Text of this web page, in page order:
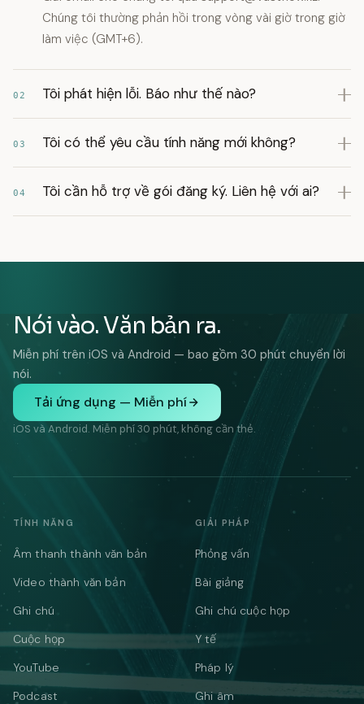
Chúng tôi thường phản hồi trong vòng vài giờ trong giờ
làm việc (GMT+6).
02 Tôi phát hiện lỗi. Báo như thế nào?
03 Tôi có thể yêu cầu tính năng mới không?
04 Tôi cần hỗ trợ về gói đăng ký. Liên hệ với ai?
Nói vào. Văn bản ra.
Miễn phí trên iOS và Android — bao gồm 30 phút chuyển lời
nói.
Tải ứng dụng — Miễn phí
iOS và Android. Miễn phí 30 phút, không cần thẻ.
TÍNH NĂNG
Âm thanh thành văn bản
Video thành văn bản
Ghi chú
Cuộc họp
YouTube
Podcast
GIẢI PHÁP
Phỏng vấn
Bài giảng
Ghi chú cuộc họp
Y tế
Pháp lý
Ghi âm